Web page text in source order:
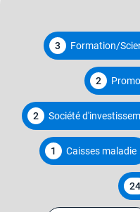
3 Formation/
2
2 Société
1 Caisses maladie
24